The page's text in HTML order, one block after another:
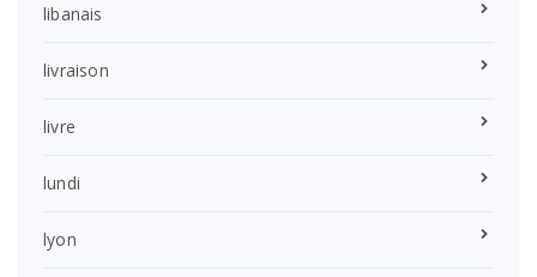
libanais
livraison
livre
lundi
lyon